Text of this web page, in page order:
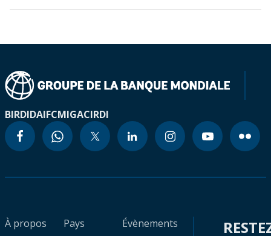
BIRDIDAIFCMIGACIRDI
À propos
Pays
Évènements